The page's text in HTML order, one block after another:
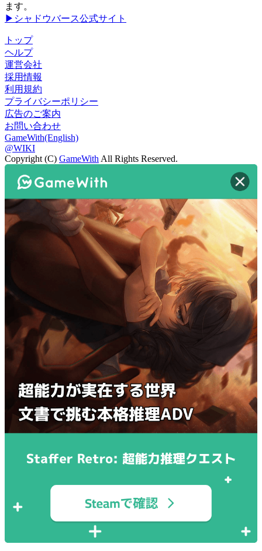
ます。
▶シャドウバース公式サイト
トップ
ヘルプ
運営会社
採用情報
利用規約
プライバシーポリシー
広告のご案内
お問い合わせ
GameWith(English)
@WIKI
Copyright (C) GameWith All Rights Reserved.